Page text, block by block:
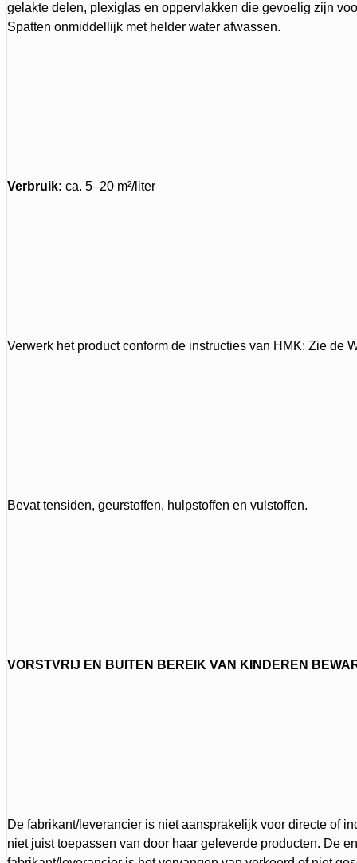
gelakte delen, plexiglas en oppervlakken die gevoelig zijn
Spatten onmiddellijk met helder water afwassen.
Verbruik: ca. 5–20 m²/liter
Verwerk het product conform de instructies van HMK: Zie de
Bevat tensiden, geurstoffen, hulpstoffen en vulstoffen.
VORSTVRIJ EN BUITEN BEREIK VAN KINDEREN
De fabrikant/leverancier is niet aansprakelijk voor directe of
niet juist toepassen van door haar geleverde producten. De